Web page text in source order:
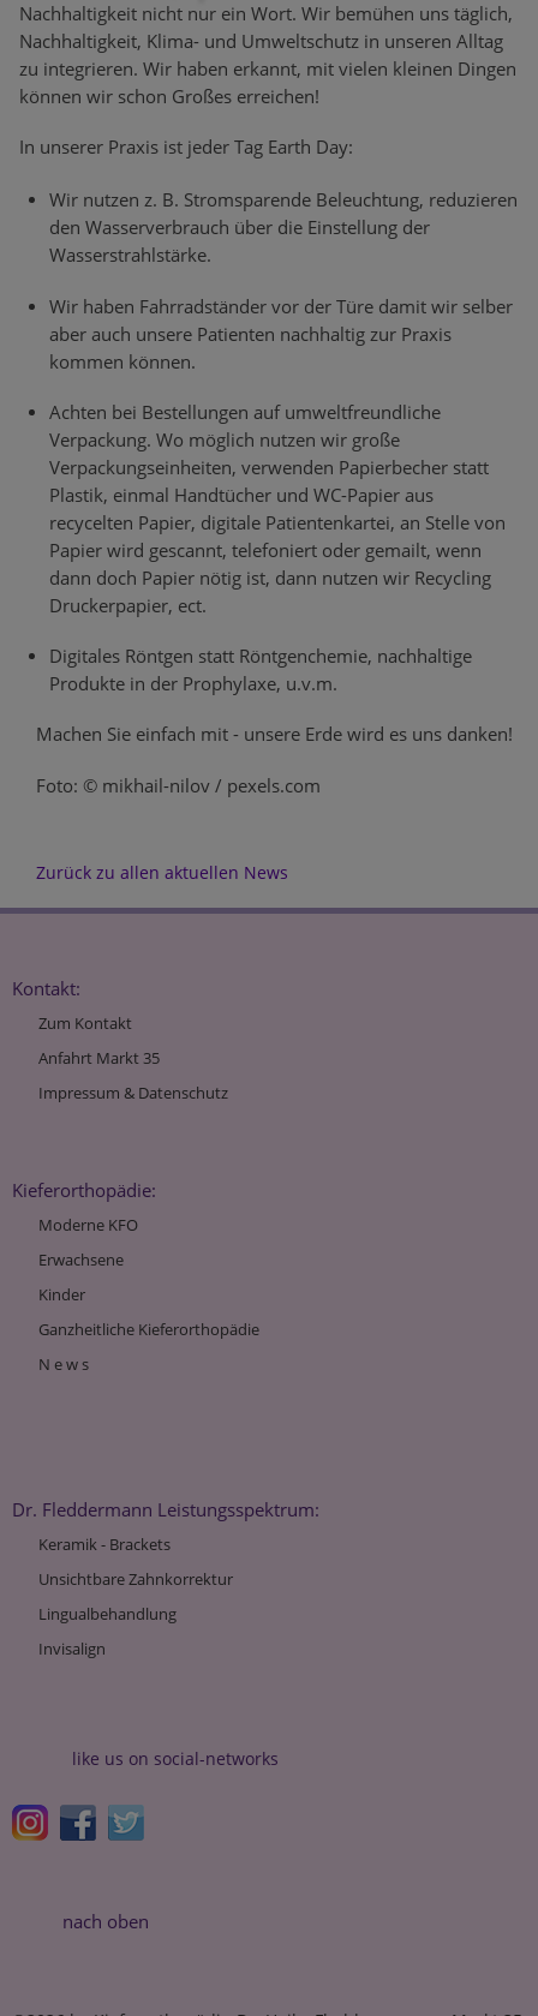
Nachhaltigkeit nicht nur ein Wort. Wir bemühen uns täglich,
Nachhaltigkeit, Klima- und Umweltschutz in unseren Alltag
zu integrieren. Wir haben erkannt, mit vielen kleinen Dingen
können wir schon Großes erreichen!
In unserer Praxis ist jeder Tag Earth Day:
Wir nutzen z. B. Stromsparende Beleuchtung, reduzieren
den Wasserverbrauch über die Einstellung der
Wasserstrahlstärke.
Wir haben Fahrradständer vor der Türe damit wir selber
aber auch unsere Patienten nachhaltig zur Praxis
kommen können.
Achten bei Bestellungen auf umweltfreundliche
Verpackung. Wo möglich nutzen wir große
Verpackungseinheiten, verwenden Papierbecher statt
Plastik, einmal Handtücher und WC-Papier aus
recycelten Papier, digitale Patientenkartei, an Stelle von
Papier wird gescannt, telefoniert oder gemailt, wenn
dann doch Papier nötig ist, dann nutzen wir Recycling
Druckerpapier, ect.
Digitales Röntgen statt Röntgenchemie, nachhaltige
Produkte in der Prophylaxe, u.v.m.
Machen Sie einfach mit - unsere Erde wird es uns danken!
Foto: © mikhail-nilov / pexels.com
Zurück zu allen aktuellen News
Kontakt:
Zum Kontakt
Anfahrt Markt 35
Impressum & Datenschutz
Kieferorthopädie:
Moderne KFO
Erwachsene
Kinder
Ganzheitliche Kieferorthopädie
N e w s
Dr. Fleddermann Leistungsspektrum:
Keramik - Brackets
Unsichtbare Zahnkorrektur
Lingualbehandlung
Invisalign
like us on social-networks
nach oben